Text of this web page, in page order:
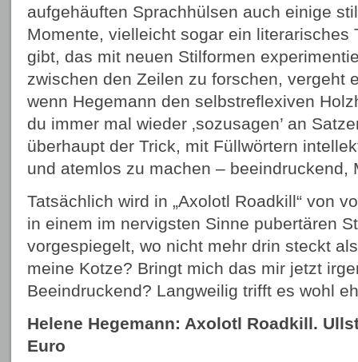
aufgehäuften Sprachhülsen auch einige
Momente, vielleicht sogar ein literarisches
gibt, das mit neuen Stilformen
zwischen den Zeilen zu forschen, vergeht
wenn Hegemann den selbstreflexiven
du immer mal wieder ‚sozusagen’ an
überhaupt der Trick, mit Füllwörtern
und atemlos zu machen – beeindruckend,
Tatsächlich wird in „Axolotl Roadkill“ von
in einem im nervigsten Sinne pubertären
vorgespiegelt, wo nicht mehr drin steckt
meine Kotze? Bringt mich das mir jetzt
Beeindruckend? Langweilig trifft es wohl
Helene Hegemann: Axolotl Roadkill.
Euro